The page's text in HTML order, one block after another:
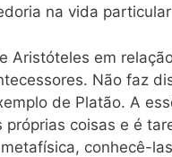
na vida
Aristóteles em
Não faz
de Platão. A
próprias coisas e é
conhecê-